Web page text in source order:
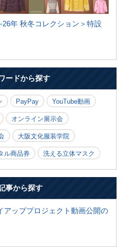
年 秋冬コレクション＞特設
ードから探す
PayPay YouTube動画
オンライン展示会
大阪文化服装学院
ル商品券 洗える立体マスク
事から探す
アッププロジェクト動画公開の